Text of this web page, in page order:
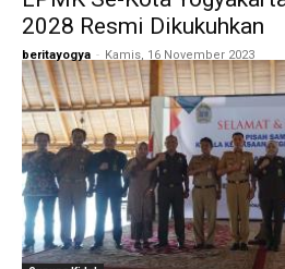
2028 Resmi Dikukuhkan
beritayogya - Kamis, 16 November 2023